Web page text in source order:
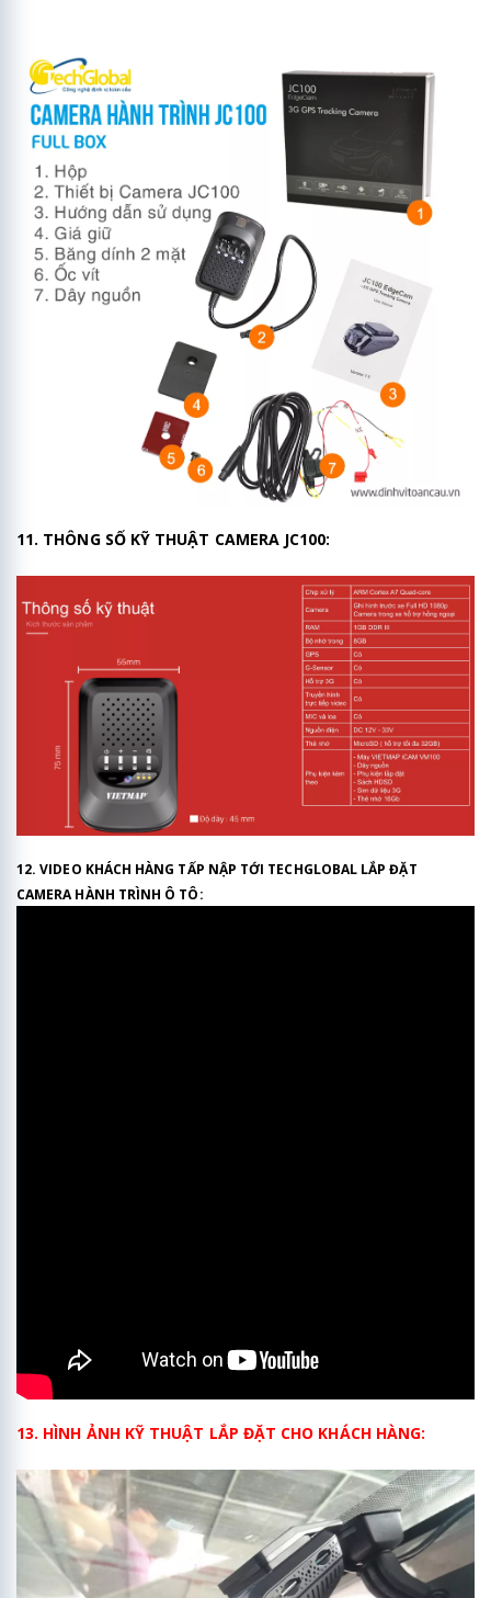
11. THÔNG SỐ KỸ THUẬT CAMERA JC100:
12. VIDEO KHÁCH HÀNG TẤP NẬP TỚI TECHGLOBAL LẮP ĐẶT
CAMERA HÀNH TRÌNH Ô TÔ:
13. HÌNH ẢNH KỸ THUẬT LẮP ĐẶT CHO KHÁCH HÀNG: